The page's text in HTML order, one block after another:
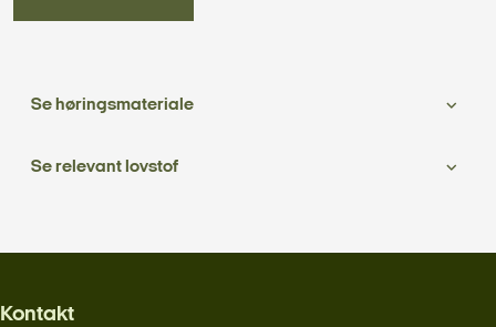
Se høringsmateriale
Se relevant lovstof
Kontakt